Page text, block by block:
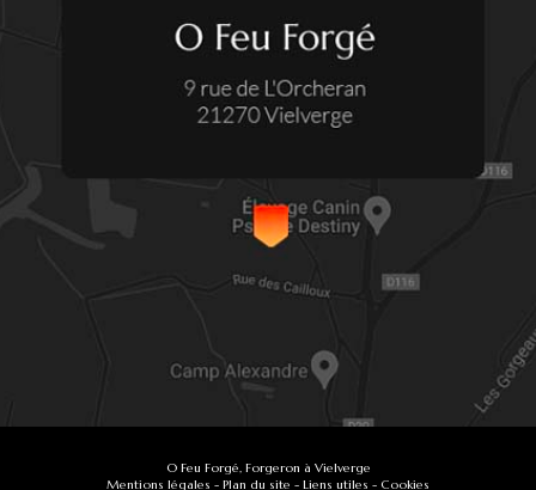
O Feu Forgé, Forgeron à Vielverge
Mentions légales - Plan du site - Liens utiles - Cookies